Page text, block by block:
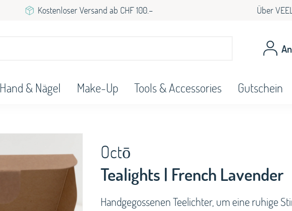
Kostenloser Versand ab CHF 100.– Über
Hand & Nägel Make-Up Tools & Accessories Gutschein
Octō
Tealights | French Lavender
Handgegossenen Teelichter, um eine ruhige